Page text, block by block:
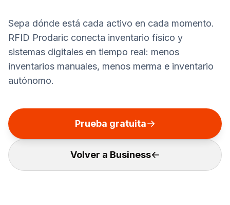
Sepa dónde está cada activo en cada momento.
RFID Prodaric conecta inventario físico y
sistemas digitales en tiempo real: menos
inventarios manuales, menos merma e inventario
autónomo.
Prueba gratuita
Volver a Business